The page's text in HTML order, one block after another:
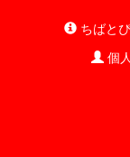
ちばと
個